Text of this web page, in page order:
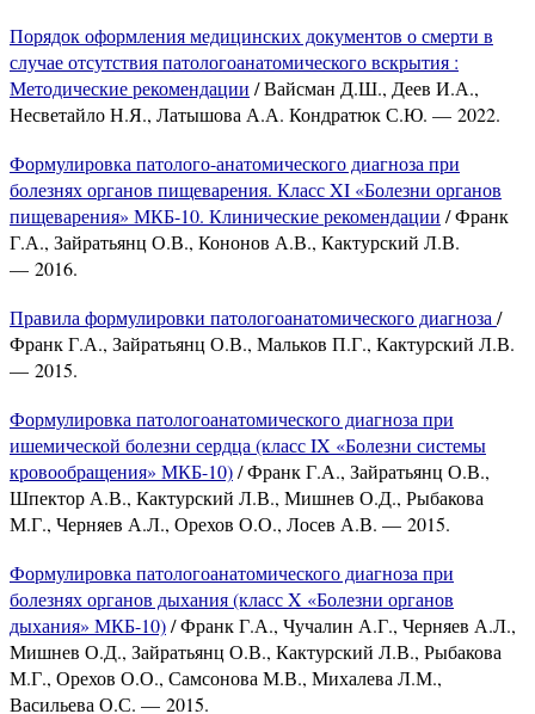
Порядок оформления медицинских документов о смерти в
случае отсутствия патологоанатомического вскрытия :
Методические рекомендации / Вайсман Д.Ш., Деев И.А.,
Несветайло Н.Я., Латышова А.А. Кондратюк С.Ю. — 2022.
Формулировка патолого-анатомического диагноза при
болезнях органов пищеварения. Класс XI «Болезни органов
пищеварения» МКБ-10. Клинические рекомендации / Франк
Г.А., Зайратьянц О.В., Кононов А.В., Кактурский Л.В.
— 2016.
Правила формулировки патологоанатомического диагноза /
Франк Г.А., Зайратьянц О.В., Мальков П.Г., Кактурский Л.В.
— 2015.
Формулировка патологоанатомического диагноза при
ишемической болезни сердца (класс IX «Болезни системы
кровообращения» МКБ-10)/ Франк Г.А., Зайратьянц О.В.,
Шпектор А.В., Кактурский Л.В., Мишнев О.Д., Рыбакова
М.Г., Черняев А.Л., Орехов О.О., Лосев А.В. — 2015.
Формулировка патологоанатомического диагноза при
болезнях органов дыхания (класс X «Болезни органов
дыхания» МКБ-10)/ Франк Г.А., Чучалин А.Г., Черняев А.Л.,
Мишнев О.Д., Зайратьянц О.В., Кактурский Л.В., Рыбакова
М.Г., Орехов О.О., Самсонова М.В., Михалева Л.М.,
Васильева О.С. — 2015.